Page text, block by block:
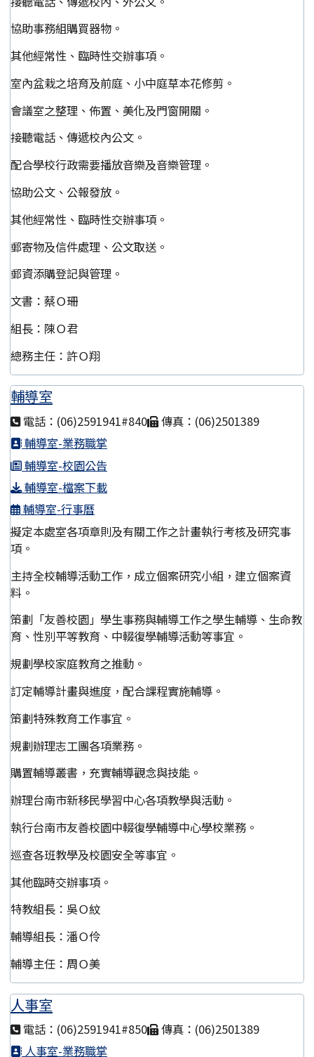
協助事務組購買器物。
其他經常性、臨時性交辦事項。
室內盆栽之培育及前庭、小中庭草本花修剪。
會議室之整理、佈置、美化及門窗開關。
接聽電話、傳遞校內公文。
配合學校行政需要播放音樂及音樂管理。
協助公文、公報發放。
其他經常性、臨時性交辦事項。
郵寄物及信件處理、公文取送。
郵資添購登記與管理。
文書：蔡Ｏ珊
組長：陳Ｏ君
總務主任：許Ｏ翔
輔導室
電話：(06)2591941#840
傳真：(06)2501389
輔導室-業務職掌
輔導室-校園公告
輔導室-檔案下載
輔導室-行事曆
擬定本處室各項章則及有關工作之計畫執行考核及研究事
項。
主持全校輔導活動工作，成立個案研究小組，建立個案資
料。
策劃「友善校園」學生事務與輔導工作之學生輔導、生命教
育、性別平等教育、中輟復學輔導活動等事宜。
規劃學校家庭教育之推動。
訂定輔導計畫與進度，配合課程實施輔導。
策劃特殊教育工作事宜。
規劃辦理志工團各項業務。
購置輔導叢書，充實輔導觀念與技能。
辦理台南市新移民學習中心各項教學與活動。
執行台南市友善校園中輟復學輔導中心學校業務。
巡查各班教學及校園安全等事宜。
其他臨時交辦事項。
特教組長：吳Ｏ紋
輔導組長：潘Ｏ伶
輔導主任：周Ｏ美
人事室
電話：(06)2591941#850
傳真：(06)2501389
人事室-業務職掌